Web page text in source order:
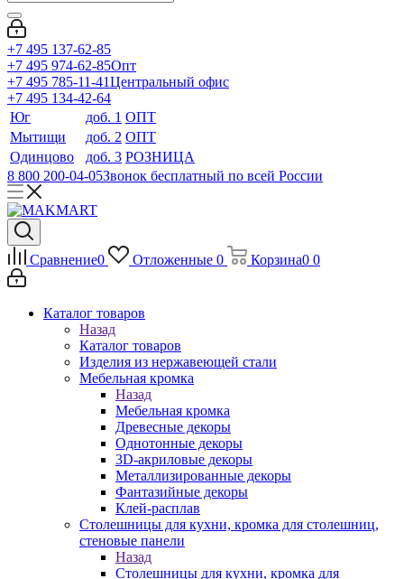
+7 495 137-62-85
+7 495 974-62-85Опт
+7 495 785-11-41Центральный офис
+7 495 134-42-64
Юг
доб. 1 ОПТ
Мытищи
доб. 2 ОПТ
Одинцово
доб. 3 РОЗНИЦА
8 800 200-04-05Звонок бесплатный по всей России
Сравнение0 Отложенные 0 Корзина0 0
Каталог товаров
Назад
Каталог товаров
Изделия из нержавеющей стали
Мебельная кромка
Назад
Мебельная кромка
Древесные декоры
Однотонные декоры
3D-акриловые декоры
Металлизированные декоры
Фантазийные декоры
Клей-расплав
Столешницы для кухни, кромка для столешниц,
стеновые панели
Назад
Столешницы для кухни, кромка для